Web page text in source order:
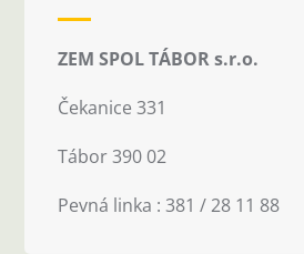
ZEM SPOL TÁBOR s.r.o.
Čekanice 331
Tábor 390 02
Pevná linka : 381 / 28 11 88